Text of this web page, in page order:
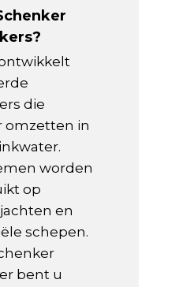
die
omzetten in
worden
op
en
schepen.
bent u